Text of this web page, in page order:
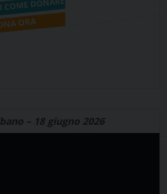
– 18 giugno 2026